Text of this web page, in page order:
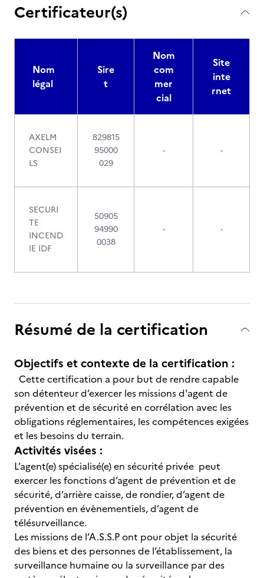
Certificateur(s)
Nom
légal
Sire
t
Nom
com
mer
cial
Site
inte
rnet
AXELM
CONSEI
LS
829815
95000
029
- -
SECURI
TE
INCEND
IE IDF
50905
94990
0038
- -
Résumé de la certification
Objectifs et contexte de la certification :
Cette certification a pour but de rendre capable
son détenteur d’exercer les missions d'agent de
prévention et de sécurité en corrélation avec les
obligations réglementaires, les compétences exigées
et les besoins du terrain.
Activités visées :
L’agent(e) spécialisé(e) en sécurité privée peut
exercer les fonctions d’agent de prévention et de
sécurité, d’arrière caisse, de rondier, d’agent de
prévention en évènementiels, d’agent de
télésurveillance.
Les missions de l’A.S.S.P ont pour objet la sécurité
des biens et des personnes de l’établissement, la
surveillance humaine ou la surveillance par des